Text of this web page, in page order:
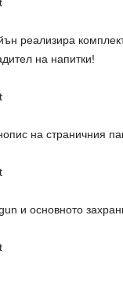
реализира
на напитки!
на страничния
и основното